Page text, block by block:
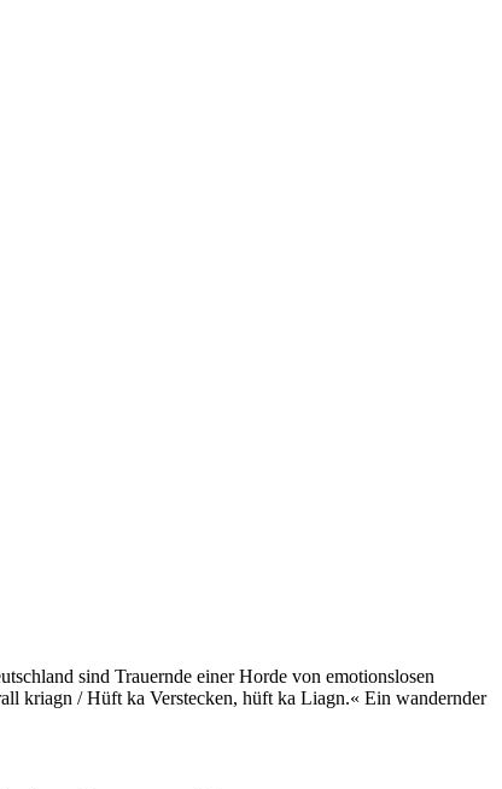
sind Trauernde einer Horde von emotionslosen
kriagn / Hüft ka Verstecken, hüft ka Liagn.« Ein wandernder